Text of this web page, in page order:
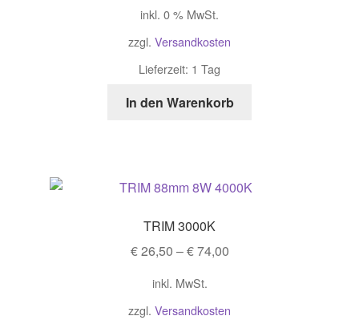
inkl. 0 % MwSt.
zzgl. Versandkosten
Lieferzeit: 1 Tag
In den Warenkorb
TRIM 3000K
€26,50 –€74,00
inkl. MwSt.
zzgl. Versandkosten